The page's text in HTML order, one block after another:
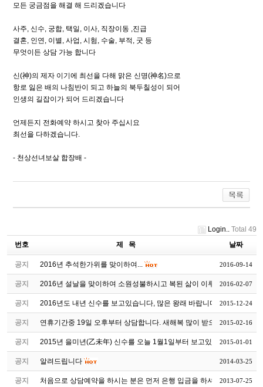
모든 궁금점을 해결 해 드리겠습니다
사주, 신수, 궁합, 택일, 이사, 직장이동 ,진급
결혼, 인연, 이별, 사업, 시험, 수술, 부적, 굿 등
무엇이든 상담 가능 합니다
신(神)의 제자 이기에 최선을 다해 맑은 신명(神名)으로
항로 잃은 배의 나침반이 되고 하늘의 북두칠성이 되어
인생의 길잡이가 되어 드리겠습니다
언제든지 전화예약 하시고 찾아 주십시요
최선을 다하겠습니다.
- 천상선녀보살 합장배 -
Login..Total 49
번호
제 목 날짜
공지 2016년 추석한가위를 맞이하여... 2016-09-14
공지 2016년 설날을 맞이하여 소원성불하시고 복된 삶이 이루어지시길...
2016-02-07
공지 2016년도 내년 신수를 보고있습니다, 많은 왕래 바랍니다 2015-12-24
공지 연휴기간중 19일 오후부터 상담합니다. 새해복 많이 받으십시요~
2015-02-16
공지 2015년 을미년(乙未年) 신수를 오늘 1월1일부터 보고있습니다2015-01-01
공지 알려드립니다 2014-03-25
공지 처음으로 상담예약을 하시는 분은 먼저 은행 입금을 하셔야 상...2013-07-25